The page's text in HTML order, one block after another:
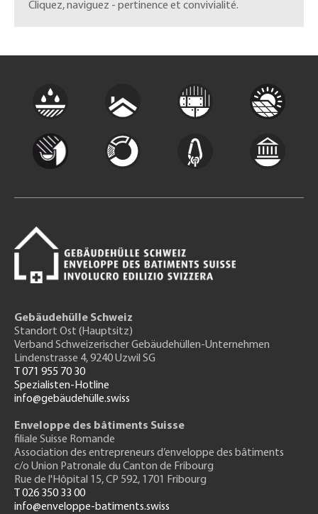
Cliquez, naviguez - pertinence et convivialité.
Gebäudehülle Schweiz
Standort Ost (Hauptsitz)
Verband Schweizerischer Gebäudehüllen-Unternehmen
Lindenstrasse 4, 9240 Uzwil SG
T 071 955 70 30
Spezialisten-Hotline
info@gebäudehülle.swiss
Enveloppe des bâtiments Suisse
filiale Suisse Romande
Association des entrepreneurs d’enveloppe des bâtiments
c/o Union Patronale du Canton de Fribourg
Rue de l'Hôpital 15, CP 592, 1701 Fribourg
T 026 350 33 00
info@enveloppe-batiments.swiss